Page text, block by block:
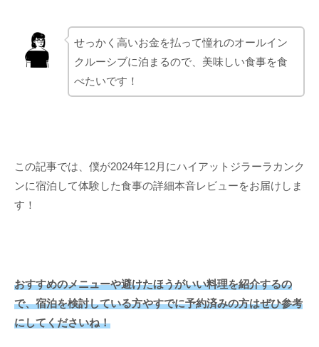
せっかく高いお金を払って憧れのオールイン
クルーシブに泊まるので、美味しい食事を食
べたいです！
この記事では、僕が2024年12月にハイアットジラーラカンク
ンに宿泊して体験した食事の詳細本音レビューをお届けしま
す！
おすすめのメニューや避けたほうがいい料理を紹介するの
で、宿泊を検討している方やすでに予約済みの方はぜひ参考
にしてくださいね！